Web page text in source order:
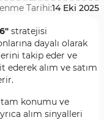
Tarihi:14 Eki 2025
stratejisi
dayalı olarak
takip eder ve
ederek alım ve satım
konumu ve
alım sinyalleri